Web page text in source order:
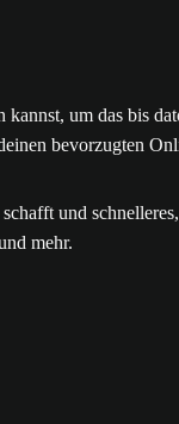
um das bis
bevorzugten
und
mehr.